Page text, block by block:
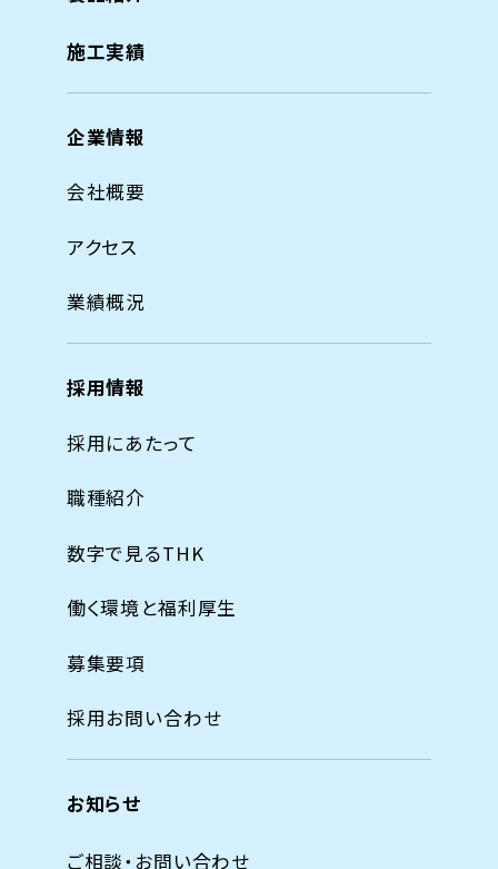
施工実績
企業情報
会社概要
アクセス
業績概況
採用情報
採用にあたって
職種紹介
数字で見るTHK
働く環境と福利厚生
募集要項
採用お問い合わせ
お知らせ
ご相談・お問い合わせ